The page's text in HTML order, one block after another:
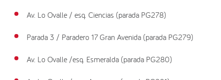
Av. Lo Ovalle / esq. Ciencias (parada PG278)
Parada 3 / Paradero 17 Gran Avenida (parada PG279)
Av. Lo Ovalle /esq. Esmeralda (parada PG280)